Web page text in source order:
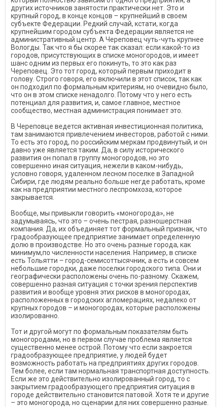
других источников занятости практически нет. Это и
крупный город, в конце концов – крупнейший в своем
субъекте Федерации. Редкий случай, кстати, когда
крупнейшим городом субъекта Федерации является не
административный центр. А Череповец чуть-чуть крупнее
Вологды. Так что я бы скорее так сказал: если какой-то из
городов, присутствующих в списке моногородов, и имеет
шанс одним из первых его покинуть, то это как раз
Череповец. Это тот город, который первым приходит в
голову. Строго говоря, его включили в этот список, так как
он подходил по формальным критериям, но очевидно было,
что он в этом списке ненадолго. Потому что у него есть
потенциал для развития, и, самое главное, местное
сообщество, местная администрация понимает это.
В Череповце ведется активная инвестиционная политика,
там занимаются привлечением инвесторов, работой с ними.
То есть это город, по российским меркам продвинутый, и он
давно уже является таким. Да, в силу исторического
развития он попал в группу моногородов, но это
совершенно иная ситуация, нежели в каком-нибудь,
условно говоря, удаленном лесном поселке в Западной
Сибири, где людям реально больше негде работать, кроме
как на предприятии местного леспромхоза, которое
закрывается.
Вообще, мы привыкли говорить «моногорода», не
задумываясь, что это – очень пестрая, разношерстная
компания. Да, их объединяет тот формальный признак, что
градообразующее предприятие занимает определенную
долю в производстве. Но это очень разные города, как
минимум,по численности населения. Например, в списке
есть Тольятти – город-семисоттысячник, а есть и совсем
небольшие городки, даже поселки городского типа. Они и
географически расположены очень по-разному. Скажем,
совершенно разная ситуация с точки зрения перспектив
развития и вообще уровня этих рисков в моногородах,
расположенных в городских агломерациях, недалеко от
крупных городов – и моногородах, которые расположены
изолированно.
Тот и другой могут по формальным показателям быть
моногородами, но в первом случае проблема является
существенно менее острой. Потому что если закроется
градообразующее предприятие, у людей будет
возможность работать на предприятиях других городов.
Тем более, если там нормальная транспортная доступность.
Если же это действительно изолированный город, то с
закрытием градообразующего предприятия ситуация в
городе действительно становится патовой. Хотя те и другие
– это моногорода, но сценарии для них совершенно разные.